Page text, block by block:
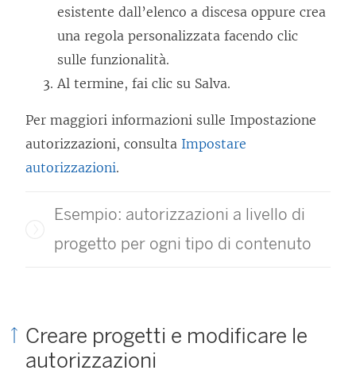
esistente dall’elenco a discesa oppure crea
una regola personalizzata facendo clic
sulle funzionalità.
Al termine, fai clic su Salva.
Per maggiori informazioni sulle Impostazione
autorizzazioni, consulta Impostare
autorizzazioni.
Esempio: autorizzazioni a livello di
progetto per ogni tipo di contenuto
Creare progetti e modificare le
autorizzazioni